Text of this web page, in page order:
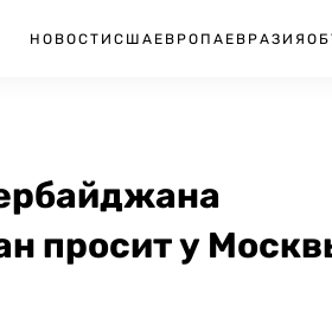
НОВОСТИ США ЕВРОПА ЕВРАЗИЯ
просит у